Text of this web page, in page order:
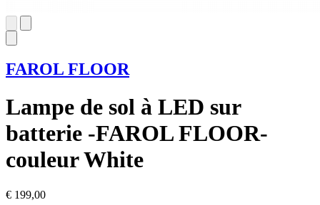
FAROL FLOOR
Lampe de sol à LED sur
batterie -FAROL FLOOR-
couleur White
€ 199,00